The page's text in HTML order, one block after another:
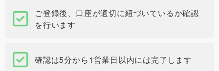
ご登録後、口座が適切に紐づいているか確認
を行います
確認は5分から1営業日以内には完了します